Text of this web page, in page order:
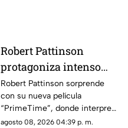
Robert Pattinson
protagoniza intenso
thriller ‘PrimeTime’
con un nuevo papel
como cazador
Robert Pattinson sorprende
con su nueva película
“PrimeTime”, donde interpreta
a un personaje dedicado a
agosto 08, 2026 04:39 p. m.